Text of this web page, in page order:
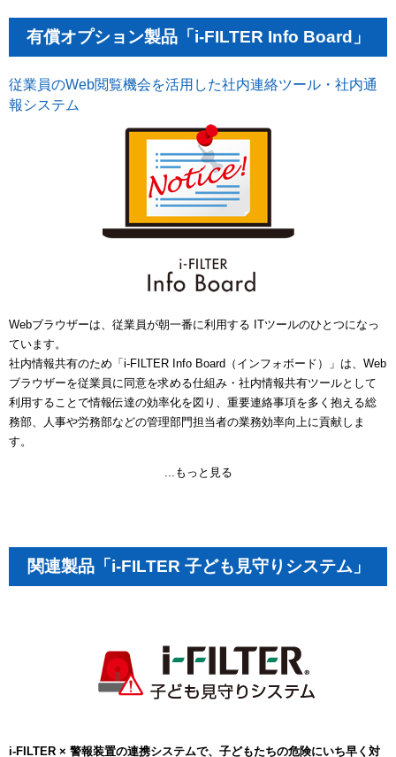
有償オプション製品「i-FILTER Info Board」
従業員のWeb閲覧機会を活用した社内連絡ツール・社内通
報システム
Webブラウザーは、従業員が朝一番に利用する ITツールのひとつになっ
ています。
社内情報共有のため「i-FILTER Info Board（インフォボード）」は、Web
ブラウザーを従業員に同意を求める仕組み・社内情報共有ツールとして
利用することで情報伝達の効率化を図り、重要連絡事項を多く抱える総
務部、人事や労務部などの管理部門担当者の業務効率向上に貢献しま
す。
...もっと見る
関連製品「i-FILTER 子ども見守りシステム」
i-FILTER × 警報装置の連携システムで、子どもたちの危険にいち早く対